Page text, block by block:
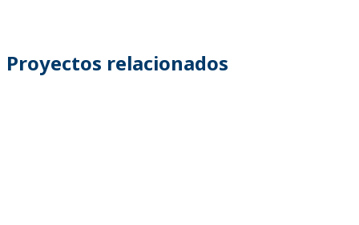
Proyectos relacionados